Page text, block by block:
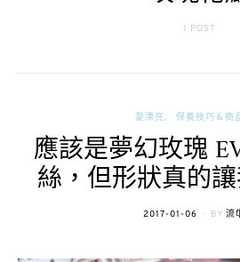
1 POST
愛漂亮 保養技巧＆商
應該是夢幻玫瑰
絲，但形狀真的
POSTED
2017-01-06 BY 流